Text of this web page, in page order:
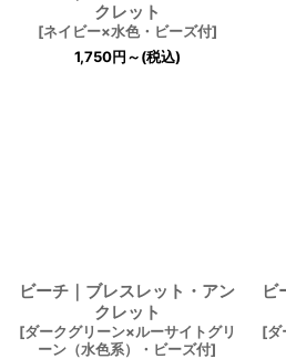
クレット
[ネイビー×水色・ビーズ付]
1,750円～(税込)
ビーチ｜ブレスレット・アン
クレット
[ダークグリーン×ルーサイトグリ
ーン（水色系）・ビーズ付]
ビ
[ダ